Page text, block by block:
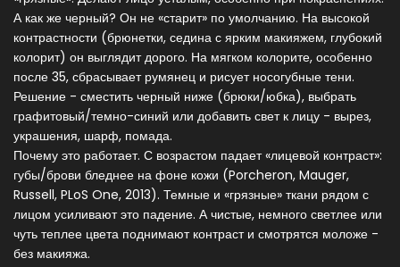
А как же черный? Он не «старит» по умолчанию. На высокой
контрастности (брюнетки, седина с ярким макияжем, глубокий
колорит) он выглядит дорого. На мягком колорите, особенно
после 35, сбрасывает румянец и рисует носогубные тени.
Решение - сместить черный ниже (брюки/юбка), выбрать
графитовый/темно-синий или добавить свет к лицу - вырез,
украшения, шарф, помада.
Почему это работает. С возрастом падает «лицевой контраст»:
губы/брови бледнее на фоне кожи (Porcheron, Mauger,
Russell, PLoS One, 2013). Темные и «грязные» ткани рядом с
лицом усиливают это падение. А чистые, немного светлее или
чуть теплее цвета поднимают контраст и смотрятся моложе -
без макияжа.